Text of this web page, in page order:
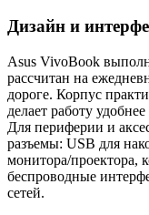
Дизайн и
Asus VivoBook
рассчитан на
дороге. Корпус
делает работу
Для периферии и
разъемы: USB для
монитора/проектора,
беспроводные
сетей.